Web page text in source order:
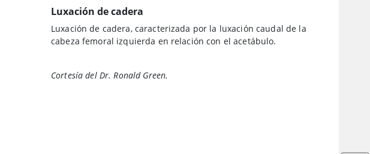
Luxación de cadera
Luxación de cadera, caracterizada por la luxación caudal de la
cabeza femoral izquierda en relación con el acetábulo.
Cortesía del Dr. Ronald Green.